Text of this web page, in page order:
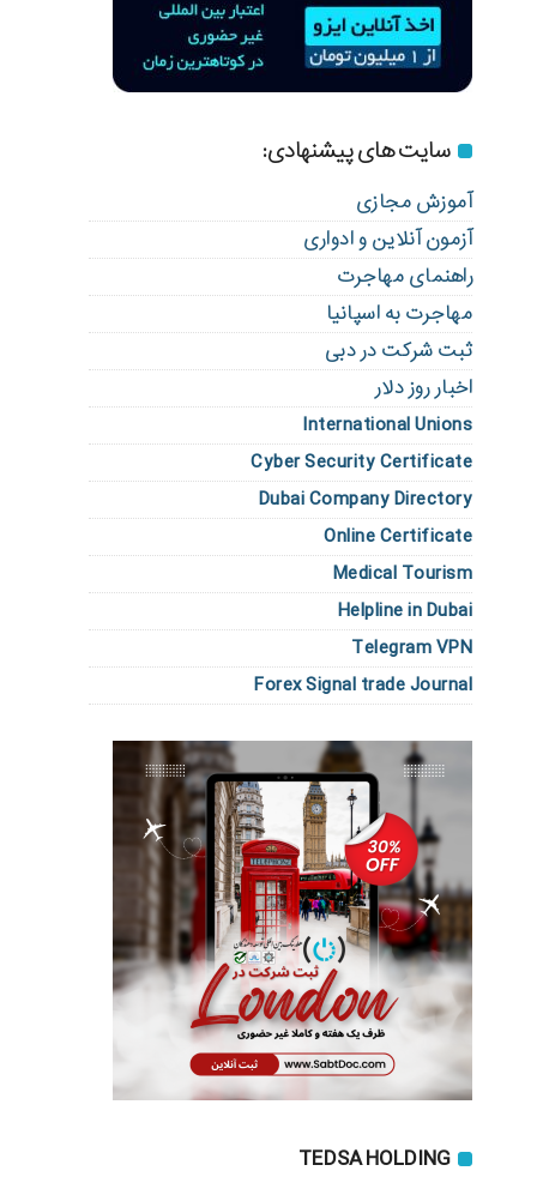
سایت های پیشنهادی:
آموزش مجازی
آزمون آنلاین و ادواری
راهنمای مهاجرت
مهاجرت به اسپانیا
ثبت شرکت در دبی
اخبار روز دلار
International Unions
Cyber Security Certificate
Dubai Company Directory
Online Certificate
Medical Tourism
Helpline in Dubai
Telegram VPN
Forex Signal trade Journal
TEDSA HOLDING